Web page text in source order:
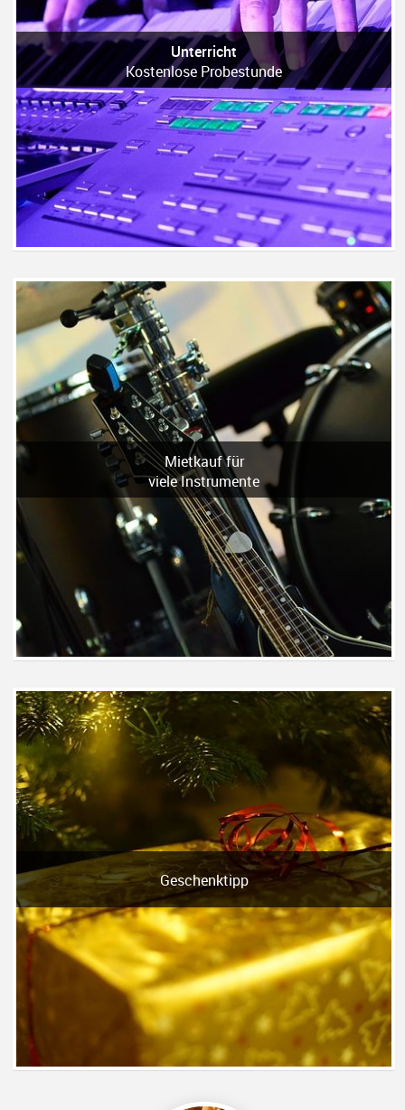
Unterricht
Kostenlose Probestunde
Mietkauf für
viele Instrumente
Geschenktipp